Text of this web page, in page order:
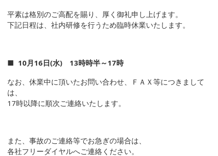
平素は格別のご高配を賜り、厚く御礼申し上げます。
下記日程は、社内研修を行うため臨時休業いたします。
■ 10月16日(水) 13時時半～17時
なお、休業中に頂いたお問い合わせ、ＦＡＸ等につきまして
は、
17時以降に順次ご連絡いたします。
また、事故のご連絡等でお急ぎの場合は、
各社フリーダイヤルへご連絡ください。